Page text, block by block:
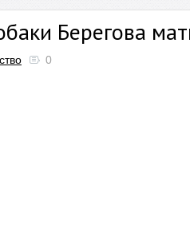
Берегова
0